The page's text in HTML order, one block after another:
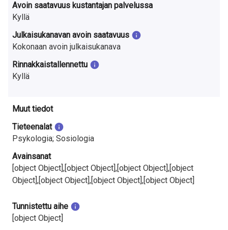
Avoin saatavuus kustantajan palvelussa
Kyllä
Julkaisukanavan avoin saatavuus
Kokonaan avoin julkaisukanava
Rinnakkaistallennettu
Kyllä
Muut tiedot
Tieteenalat
Psykologia; Sosiologia
Avainsanat
[object Object],[object Object],[object Object],[object
Object],[object Object],[object Object],[object Object]
Tunnistettu aihe
[object Object]